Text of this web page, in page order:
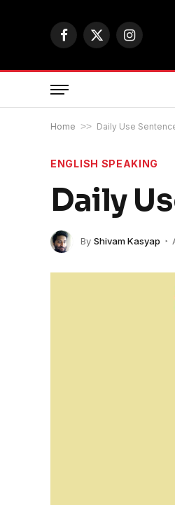
Facebook
X
Instagram
Home >> Daily Use Sentence
ENGLISH SPEAKING
Daily
By Shivam Kasyap